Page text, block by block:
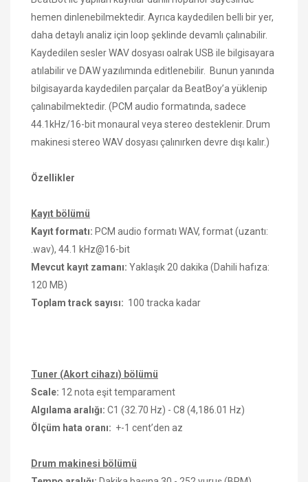
hemen dinlenebilmektedir. Ayrıca kaydedilen belli bir yer,
daha detaylı analiz için loop şeklinde devamlı çalınabilir.
Kaydedilen sesler WAV dosyası oalrak USB ile bilgisayara
atılabilir ve DAW yazılımında editlenebilir. Bunun yanında
bilgisayarda kaydedilen parçalar da BeatBoy’a yüklenip
çalınabilmektedir. (PCM audio formatında, sadece
44.1kHz/16-bit monaural veya stereo desteklenir. Drum
makinesi stereo WAV dosyası çalınırken devre dışı kalır.)
Özellikler
Kayıt bölümü
Kayıt formatı: PCM audio formatı WAV, format (uzantı:
.wav), 44.1 kHz@16-bit
Mevcut kayıt zamanı: Yaklaşık 20 dakika (Dahili hafıza:
120 MB)
Toplam track sayısı: 100 tracka kadar
Tuner (Akort cihazı) bölümü
Scale: 12 nota eşit temparament
Algılama aralığı: C1 (32.70 Hz) - C8 (4,186.01 Hz)
Ölçüm hata oranı: +-1 cent’den az
Drum makinesi bölümü